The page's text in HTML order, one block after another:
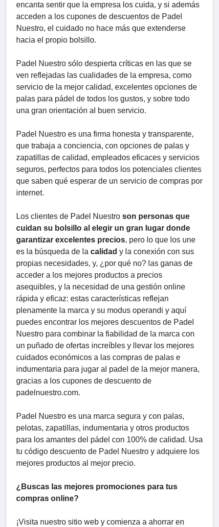
encanta sentir que la empresa los cuida, y si además
acceden a los cupones de descuentos de Padel
Nuestro, el cuidado no hace más que extenderse
hacia el propio bolsillo.
Padel Nuestro sólo despierta críticas en las que se
ven reflejadas las cualidades de la empresa, como
servicio de la mejor calidad, excelentes opciones de
palas para pádel de todos los gustos, y sobre todo
una gran orientación al buen servicio.
Padel Nuestro es una firma honesta y transparente,
que trabaja a conciencia, con opciones de palas y
zapatillas de calidad, empleados eficaces y servicios
seguros, perfectos para todos los potenciales clientes
que saben qué esperar de un servicio de compras por
internet.
Los clientes de Padel Nuestro son personas que
cuidan su bolsillo al elegir un gran lugar donde
garantizar excelentes precios, pero lo que los une
es la búsqueda de la calidad y la conexión con sus
propias necesidades, y, ¿por qué no? las ganas de
acceder a los mejores productos a precios
asequibles, y la necesidad de una gestión online
rápida y eficaz: estas características reflejan
plenamente la marca y su modus operandi y aquí
puedes encontrar los mejores descuentos de Padel
Nuestro para combinar la fiabilidad de la marca con
un puñado de ofertas increíbles y llevar los mejores
cuidados económicos a las compras de palas e
indumentaria para jugar al padel de la mejor manera,
gracias a los cupones de descuento de
padelnuestro.com.
Padel Nuestro es una marca segura y con palas,
pelotas, zapatillas, indumentaria y otros productos
para los amantes del pádel con 100% de calidad. Usa
tu código descuento de Padel Nuestro y adquiere los
mejores productos al mejor precio.
¿Buscas las mejores promociones para tus
compras online?
¡Visita nuestro sitio web y comienza a ahorrar en